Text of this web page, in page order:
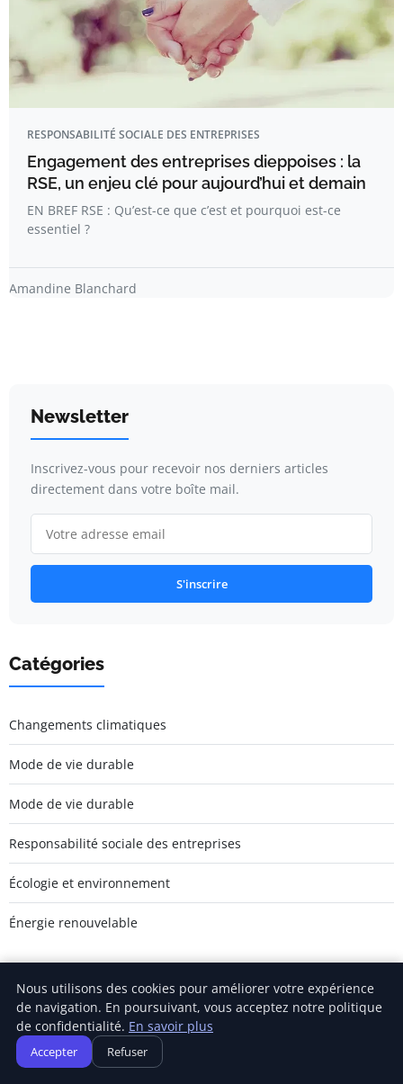
RESPONSABILITÉ SOCIALE DES ENTREPRISES
Engagement des entreprises dieppoises : la
RSE, un enjeu clé pour aujourd’hui et demain
EN BREF RSE : Qu’est-ce que c’est et pourquoi est-ce
essentiel ?
Amandine Blanchard
Newsletter
Inscrivez-vous pour recevoir nos derniers articles
directement dans votre boîte mail.
S'inscrire
Catégories
Changements climatiques
Mode de vie durable
Mode de vie durable
Responsabilité sociale des entreprises
Écologie et environnement
Énergie renouvelable
Carnivalofclimatechange
Inscrivez-vous pour recevoir nos derniers articles directement
dans votre boîte mail.
Nous utilisons des cookies pour améliorer votre expérience
de navigation. En poursuivant, vous acceptez notre politique
de confidentialité. En savoir plus
Accepter Refuser